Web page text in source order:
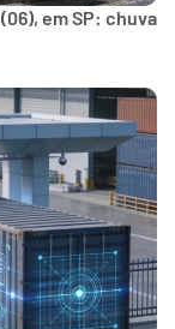
em SP: chuva